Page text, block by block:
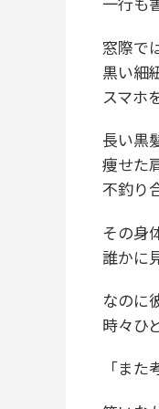
窓際で
黒い細
スマホ
長い黒
痩せた
不釣り
その身
誰かに
なのに
時々ひ
「また